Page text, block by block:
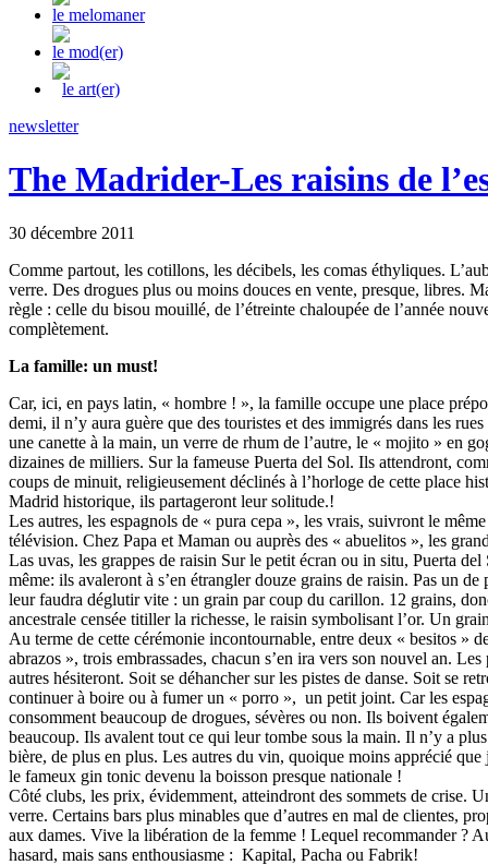
le melomaner
le mod(er)
le art(er)
newsletter
The Madrider-Les raisins de
30 décembre 2011
Comme partout, les cotillons, les décibels, les comas éthyliques.
verre. Des drogues plus ou moins douces en vente, presque, libres.
règle : celle du bisou mouillé, de l’étreinte chaloupée de l’année
complètement.
La famille: un must!
Car, ici, en pays latin, « hombre ! », la famille occupe une place
demi, il n’y aura guère que des touristes et des immigrés dans les
une canette à la main, un verre de rhum de l’autre, le « mojito » en
dizaines de milliers. Sur la fameuse Puerta del Sol. Ils attendront,
coups de minuit, religieusement déclinés à l’horloge de cette place
Madrid historique, ils partageront leur solitude.!
Les autres, les espagnols de « pura cepa », les vrais, suivront le
télévision. Chez Papa et Maman ou auprès des « abuelitos », les
Las uvas, les grappes de raisin Sur le petit écran ou in situ, Puerta del
même: ils avaleront à s’en étrangler douze grains de raisin. Pas un
leur faudra déglutir vite : un grain par coup du carillon. 12 grains,
ancestrale censée titiller la richesse, le raisin symbolisant l’or. Un
Au terme de cette cérémonie incontournable, entre deux « besitos »
abrazos », trois embrassades, chacun s’en ira vers son nouvel an.
autres hésiteront. Soit se déhancher sur les pistes de danse. Soit se
continuer à boire ou à fumer un « porro », un petit joint. Car les
consomment beaucoup de drogues, sévères ou non. Ils boivent
beaucoup. Ils avalent tout ce qui leur tombe sous la main. Il n’y a
bière, de plus en plus. Les autres du vin, quoique moins apprécié
le fameux gin tonic devenu la boisson presque nationale !
Côté clubs, les prix, évidemment, atteindront des sommets de crise.
verre. Certains bars plus minables que d’autres en mal de clientes,
aux dames. Vive la libération de la femme ! Lequel recommander ?
hasard, mais sans enthousiasme : Kapital, Pacha ou Fabrik!